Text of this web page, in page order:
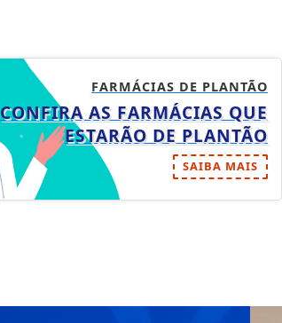
FARMÁCIAS DE PLANTÃO
CONFIRA AS FARMÁCIAS QUE
ESTARÃO DE PLANTÃO
SAIBA MAIS